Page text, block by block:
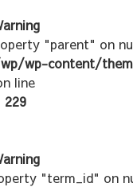
"parent" on
wp-content/
line
229
"term_id" on